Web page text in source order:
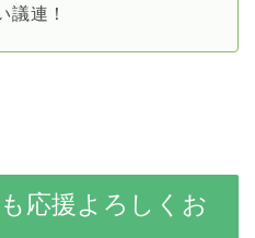
議連！
応援よろしくお